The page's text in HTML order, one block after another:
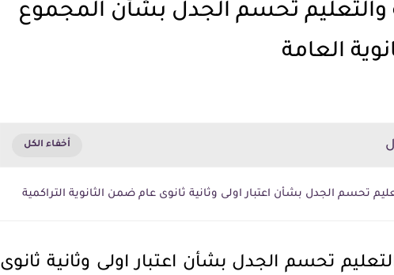
والتعليم تحسم الجدل بشأن المجموع
العامة
تحسم الجدل بشأن اعتبار اولى وثانية ثانوى عام ضمن الثانوية التراكمية
تحسم الجدل بشأن اعتبار اولى وثانية ثانوى